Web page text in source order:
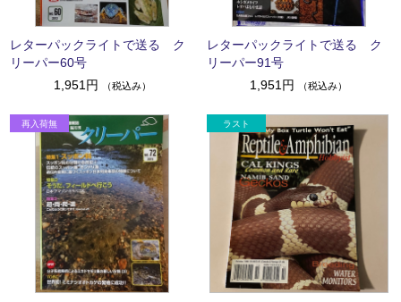
レターパックライトで送る ク
リーパー60号
1,951円
（税込み）
レターパックライトで送る ク
リーパー91号
1,951円
（税込み）